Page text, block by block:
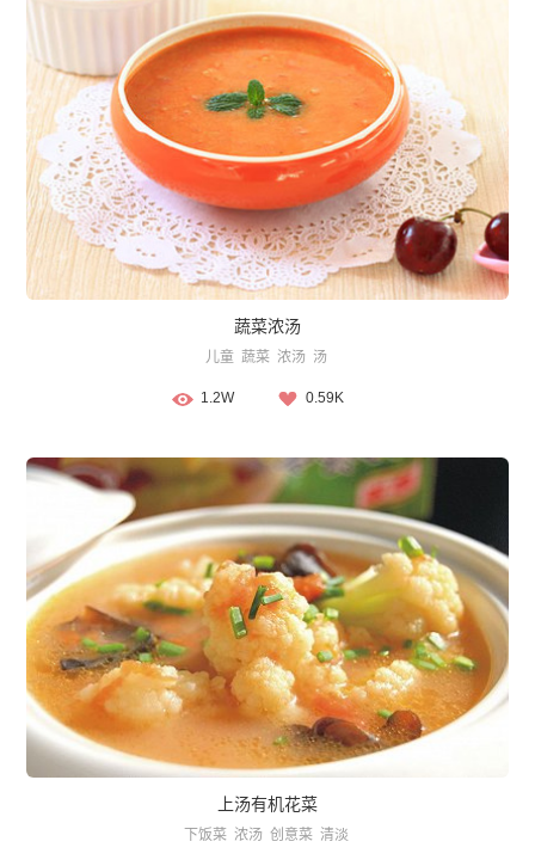
蔬菜浓汤
儿童 蔬菜 浓汤 汤
1.2W 0.59K
上汤有机花菜
下饭菜 浓汤 创意菜 清淡